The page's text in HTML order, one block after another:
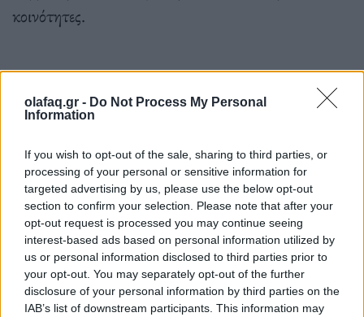
olafaq.gr - Do Not Process My Personal
Information
If you wish to opt-out of the sale, sharing to third parties, or
processing of your personal or sensitive information for
targeted advertising by us, please use the below opt-out
section to confirm your selection. Please note that after your
opt-out request is processed you may continue seeing
interest-based ads based on personal information utilized by
us or personal information disclosed to third parties prior to
your opt-out. You may separately opt-out of the further
disclosure of your personal information by third parties on the
IAB’s list of downstream participants. This information may
κοινότητες.
Μάρσα Μπιόρνερουντ
(Πανεπιστημιακές Εκδόσεις Κρήτης)
προσδιορίσιμη έννοια και εντέλει μια φευγαλέα,
άπιαστη οντότητα, την οποία οι επιστήμονες
προσπαθούν από πολύ παλιά να μετρήσουν. Κι
όμως, παρ’ όλες τις προσπάθειες, παραμένει
δύσκολο να περιγράψεις με λόγια πώς διαπερνά την
καθημερινή μας ζωή ως μονάδα μέτρησης, πώς